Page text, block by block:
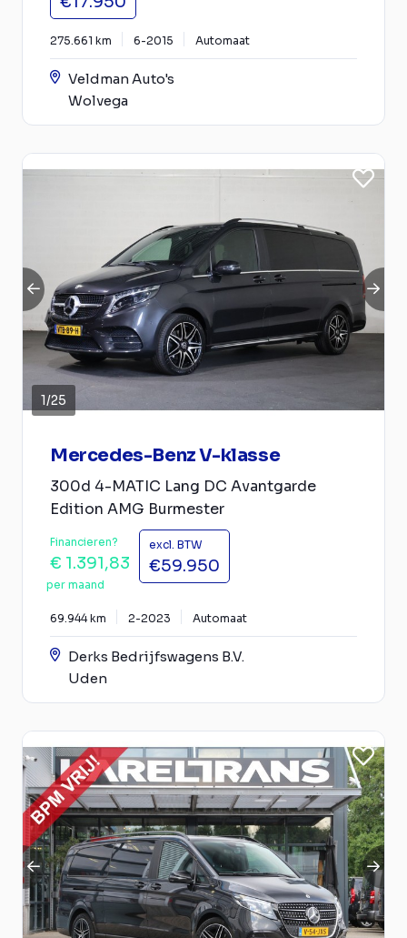
275.661 km 6-2015 Automaat
Veldman Auto's
Wolvega
1/25
Mercedes-Benz V-klasse
300d 4-MATIC Lang DC Avantgarde
Edition AMG Burmester
Financieren?
€ 1.391,83
per maand
excl. BTW
€59.950
69.944 km 2-2023 Automaat
Derks Bedrijfswagens B.V.
Uden